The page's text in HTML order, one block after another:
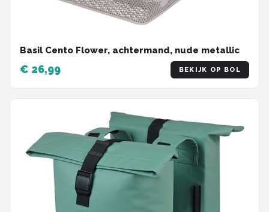
Basil Cento Flower, achtermand, nude metallic
€ 26,99 BEKIJK OP BOL